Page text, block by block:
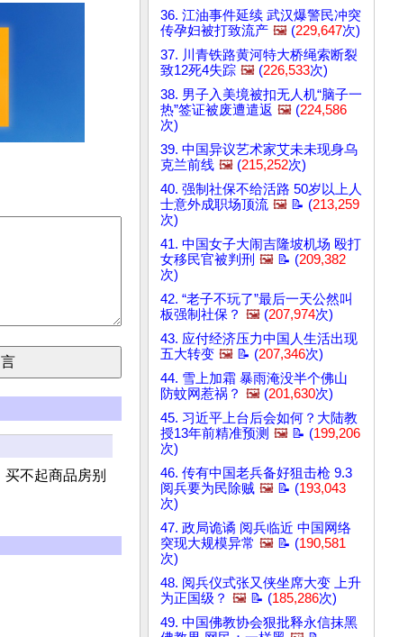
不起商品房别
36. 江油事件延续 武汉爆警民冲突
传孕妇被打致流产 🖼️ (229,647次)
37. 川青铁路黄河特大桥绳索断裂
致12死4失踪 🖼️ (226,533次)
38. 男子入美境被扣无人机“脑子一
热”签证被废遭遣返 🖼️ (224,586
次)
39. 中国异议艺术家艾未未现身乌
克兰前线 🖼️ (215,252次)
40. 强制社保不给活路 50岁以上人
士意外成职场顶流 🖼️ 📝 (213,259
次)
41. 中国女子大闹吉隆坡机场 殴打
女移民官被判刑 🖼️ 📝 (209,382
次)
42. “老子不玩了”最后一天公然叫
板强制社保？ 🖼️ (207,974次)
43. 应付经济压力中国人生活出现
五大转变 🖼️ 📝 (207,346次)
44. 雪上加霜 暴雨淹没半个佛山
防蚊网惹祸？ 🖼️ (201,630次)
45. 习近平上台后会如何？大陆教
授13年前精准预测 🖼️ 📝 (199,206
次)
46. 传有中国老兵备好狙击枪 9.3
阅兵要为民除贼 🖼️ 📝 (193,043
次)
47. 政局诡谲 阅兵临近 中国网络
突现大规模异常 🖼️ 📝 (190,581
次)
48. 阅兵仪式张又侠坐席大变 上升
为正国级？ 🖼️ 📝 (185,286次)
49. 中国佛教协会狠批释永信抹黑